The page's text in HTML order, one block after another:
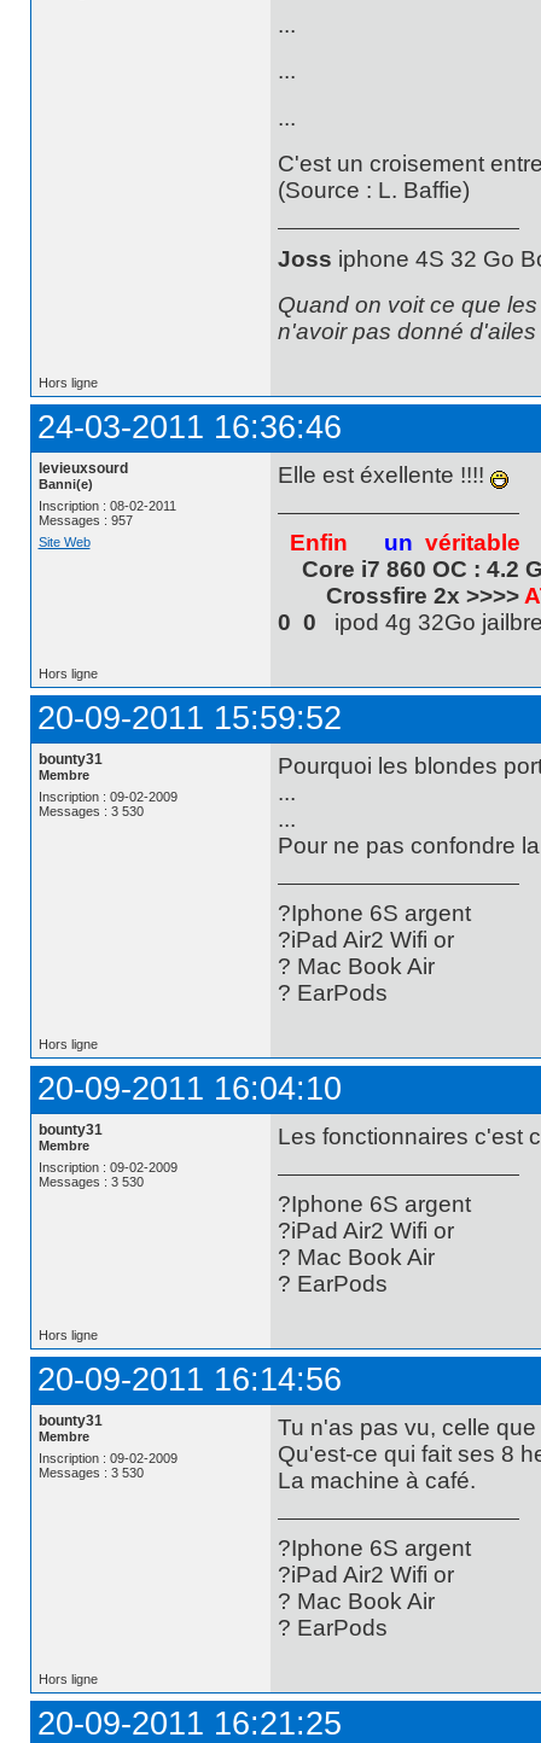
...
...
...
C'est un croisement
(Source : L. Baffie)
Joss iphone 4S 32 Go
Quand on voit ce que
n'avoir pas donné
Hors ligne
24-03-2011 16:36:46
levieuxsourd
Banni(e)
Inscription : 08-02-2011
Messages : 957
Site Web
Elle est éxellente !!!!
Enfin un véritable
Core i7 860 OC : 4.2
Crossfire 2x >>>>
0 0 ipod 4g 32Go
Hors ligne
20-09-2011 15:59:52
bounty31
Membre
Inscription : 09-02-2009
Messages : 3 530
Pourquoi les blondes
...
...
Pour ne pas confondre
?Iphone 6S argent
?iPad Air2 Wifi or
? Mac Book Air
? EarPods
Hors ligne
20-09-2011 16:04:10
bounty31
Membre
Inscription : 09-02-2009
Messages : 3 530
Les fonctionnaires c'est
?Iphone 6S argent
?iPad Air2 Wifi or
? Mac Book Air
? EarPods
Hors ligne
20-09-2011 16:14:56
bounty31
Membre
Inscription : 09-02-2009
Messages : 3 530
Tu n'as pas vu, celle
Qu'est-ce qui fait ses 8
La machine à café.
?Iphone 6S argent
?iPad Air2 Wifi or
? Mac Book Air
? EarPods
Hors ligne
20-09-2011 16:21:25